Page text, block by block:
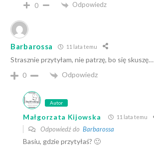
0 Odpowiedz
Barbarossa 11 lata temu
Strasznie przytyłam, nie patrzę, bo się skuszę…
0
Odpowiedz
Autor
Małgorzata Kijowska 11 lata temu
Odpowiedź do Barbarossa
Basiu, gdzie przytyłaś? 🙂